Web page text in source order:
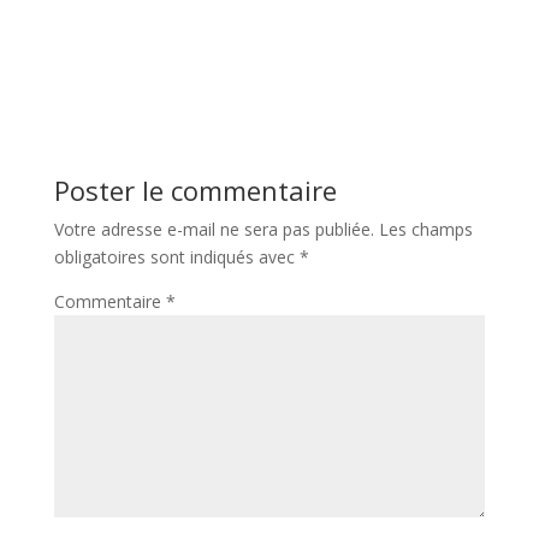
Poster le commentaire
Votre adresse e-mail ne sera pas publiée. Les champs
obligatoires sont indiqués avec *
Commentaire *